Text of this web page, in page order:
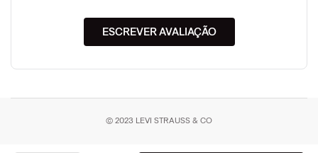
ESCREVER AVALIAÇÃO
© 2023 LEVI STRAUSS & CO